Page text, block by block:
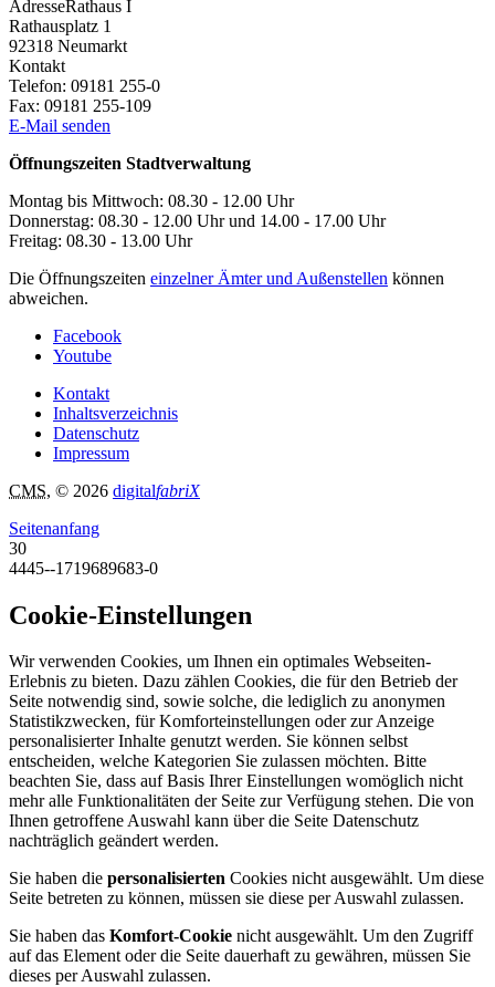
AdresseRathaus I
Rathausplatz 1
92318 Neumarkt
Kontakt
Telefon: 09181 255-0
Fax: 09181 255-109
E-Mail senden
Öffnungszeiten Stadtverwaltung
Montag bis Mittwoch: 08.30 - 12.00 Uhr
Donnerstag: 08.30 - 12.00 Uhr und 14.00 - 17.00 Uhr
Freitag: 08.30 - 13.00 Uhr
Die Öffnungszeiten einzelner Ämter und Außenstellen können
abweichen.
Facebook
Youtube
Kontakt
Inhaltsverzeichnis
Datenschutz
Impressum
CMS, © 2026 digitalfabriX
Seitenanfang
30
4445--1719689683-0
Cookie-Einstellungen
Wir verwenden Cookies, um Ihnen ein optimales Webseiten-
Erlebnis zu bieten. Dazu zählen Cookies, die für den Betrieb der
Seite notwendig sind, sowie solche, die lediglich zu anonymen
Statistikzwecken, für Komforteinstellungen oder zur Anzeige
personalisierter Inhalte genutzt werden. Sie können selbst
entscheiden, welche Kategorien Sie zulassen möchten. Bitte
beachten Sie, dass auf Basis Ihrer Einstellungen womöglich nicht
mehr alle Funktionalitäten der Seite zur Verfügung stehen. Die von
Ihnen getroffene Auswahl kann über die Seite Datenschutz
nachträglich geändert werden.
Sie haben die personalisierten Cookies nicht ausgewählt. Um diese
Seite betreten zu können, müssen sie diese per Auswahl zulassen.
Sie haben das Komfort-Cookie nicht ausgewählt. Um den Zugriff
auf das Element oder die Seite dauerhaft zu gewähren, müssen Sie
dieses per Auswahl zulassen.